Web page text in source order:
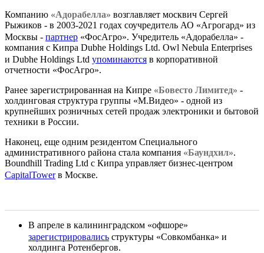
Компанию «Адорабелла» возглавляет москвич Сергей
Рыжиков - в 2003-2021 годах соучредитель АО «Агрогард» из
Москвы - партнер «ФосАгро». Учредитель «Адорабелла» -
компания с Кипра Dubhe Holdings Ltd. Owl Nebula Enterprises
и Dubhe Holdings Ltd упоминаются в корпоративной
отчетности «ФосАгро».
Ранее зарегистрированная на Кипре «Бовесто Лимитед» -
холдинговая структура группы «М.Видео» - одной из
крупнейших розничных сетей продаж электроники и бытовой
техники в России.
Наконец, еще одним резидентом Специального
административного района стала компания «Баундхил».
Boundhill Trading Ltd c Кипра управляет бизнес-центром
CapitalTowerв Москве.
В апреле в калининградском «офшоре»
зарегистрировались структуры «Совкомбанка» и
холдинга Ротенбергов.